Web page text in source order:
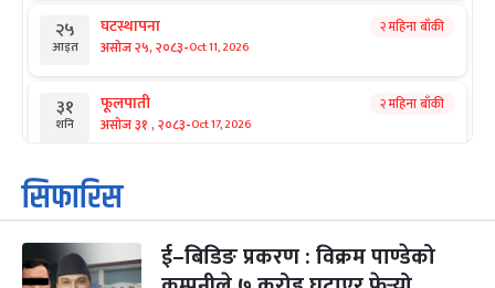
२५
आइत
घटस्थापना
असोज २५, २०८३-Oct 11, 2026
२ महिना बाँकी
३१
शनि
फूलपाती
असोज ३१ , २०८३-Oct 17, 2026
२ महिना बाँकी
१
आइत
कार्तिक सङ्क्रान्ति
कार्तिक १, २०८३
३
मंगल
महानवमी
कार्तिक ३, २०८३-Oct 20, 2026
२ महिना बाँकी
सिफारिस
ई–बिडिङ प्रकरण : विक्रम पाण्डेको